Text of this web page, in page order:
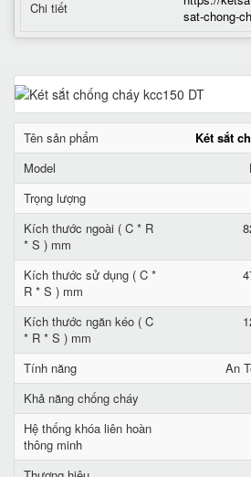
Chi tiết
sat-chong-
Tên sản phẩm
Két sắt
Model
Trọng lượng
Kích thước ngoài ( C * R
* S ) mm
Kích thước sử dụng ( C *
R * S ) mm
Kích thước ngăn kéo ( C
* R * S ) mm
Tính năng
An
Khả năng chống cháy
Hệ thống khóa liên hoàn
thông minh